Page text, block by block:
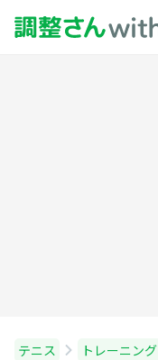
テニス トレーニング